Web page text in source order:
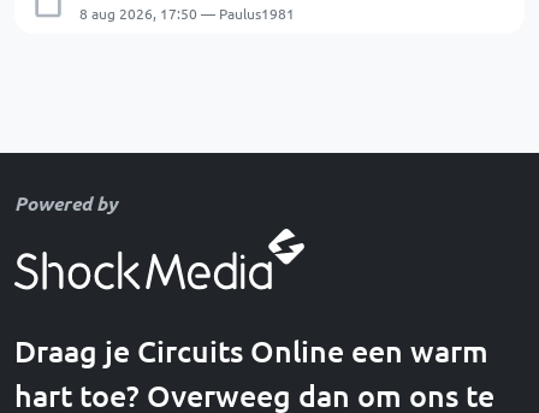
8 aug 2026, 17:50 — Paulus1981
Powered by
Draag je Circuits Online een warm
hart toe? Overweeg dan om ons te